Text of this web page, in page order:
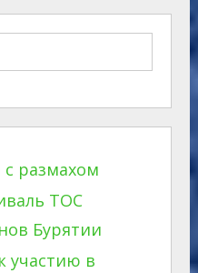
с размахом
ТОС
Бурятии
участию в